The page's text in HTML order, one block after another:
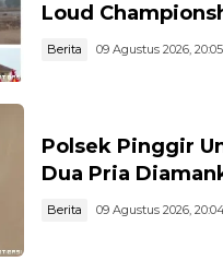
Loud
Berita 09 Agustus 2026,
Polsek Pinggir
Dua Pria
Berita 09 Agustus 2026,